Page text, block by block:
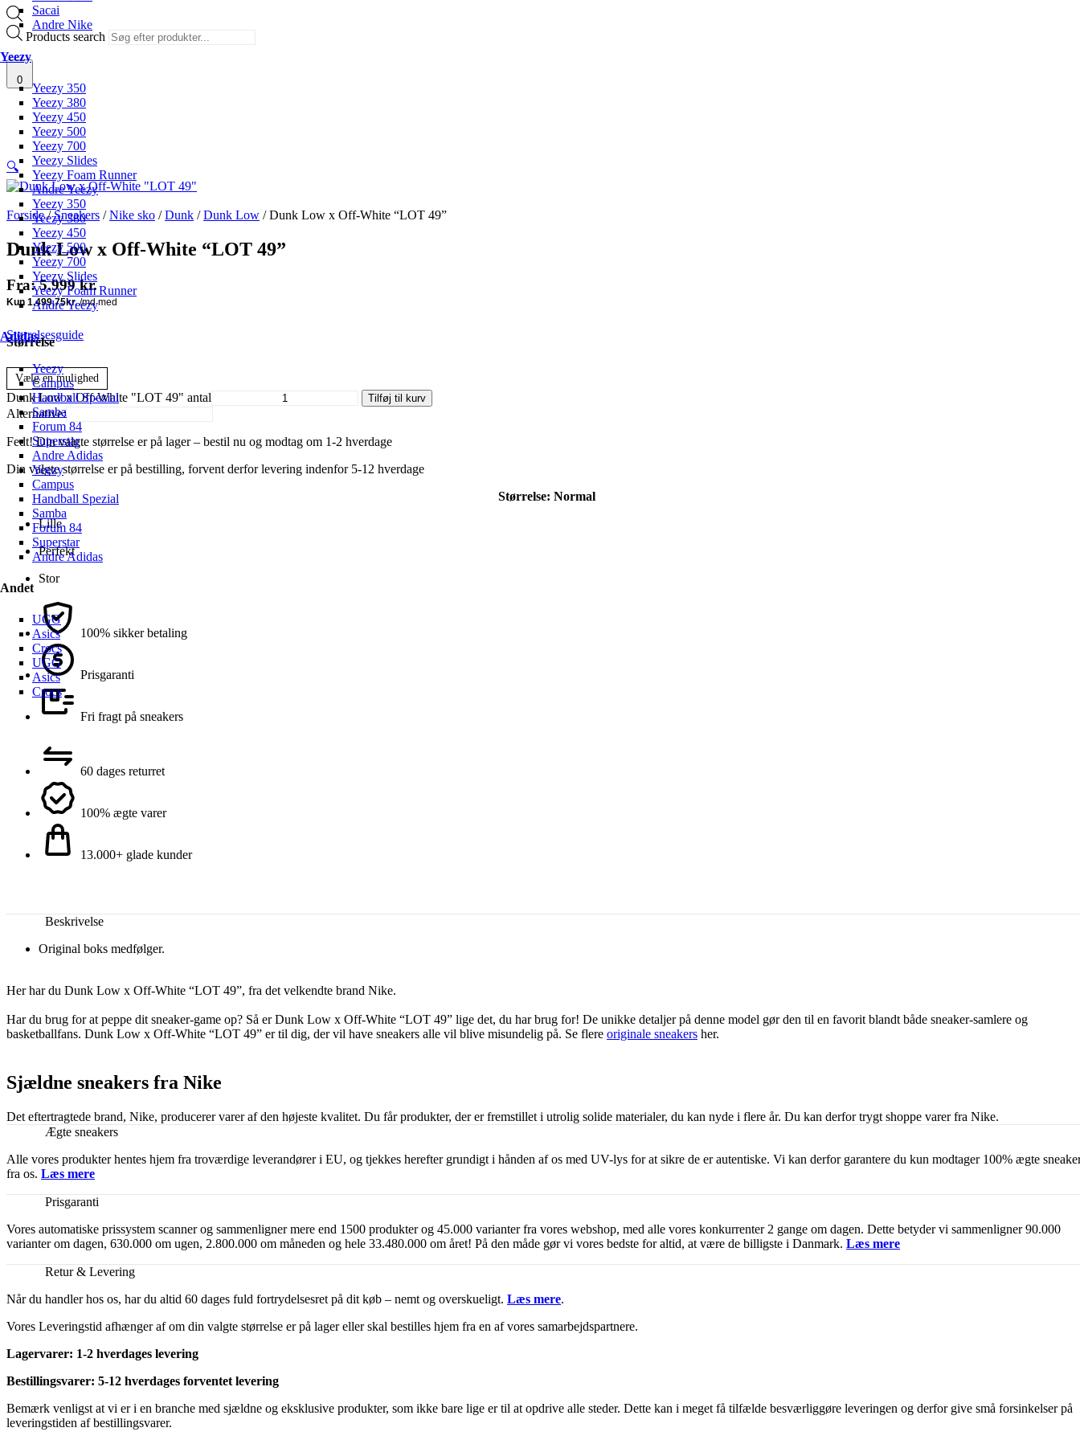
Sacai
Andre Nike
Yeezy
Yeezy 350
Yeezy 380
Yeezy 450
Yeezy 500
Yeezy 700
Yeezy Slides
Yeezy Foam Runner
Andre Yeezy
Yeezy 350
Yeezy 380
Yeezy 450
Yeezy 500
Yeezy 700
Yeezy Slides
Yeezy Foam Runner
Andre Yeezy
Adidas
Yeezy
Campus
Handball Spezial
Samba
Forum 84
Superstar
Andre Adidas
Yeezy
Campus
Handball Spezial
Samba
Forum 84
Superstar
Andre Adidas
Andet
UGG
Asics
Crocs
UGG
Asics
Crocs
Products search
0
🔍
Forside/Sneakers /Nike sko /Dunk /Dunk Low / Dunk Low x Off-White “LOT 49”
Dunk Low x Off-White “LOT 49”
Fra:5.999kr.
Størrelsesguide
Størrelse
Vælg en mulighed
Dunk Low x Off-White "LOT 49" antal Tilføj til kurv
Alternative:
Fedt! Din valgte størrelse er på lager – bestil nu og modtag om 1-2 hverdage
Din valgte størrelse er på bestilling, forvent derfor levering indenfor 5-12 hverdage
Størrelse: Normal
Lille
Perfekt
Stor
100% sikker betaling
Prisgaranti
Fri fragt på sneakers
60 dages returret
100% ægte varer
13.000+ glade kunder
Beskrivelse
Original boks medfølger.
Her har du Dunk Low x Off-White “LOT 49”, fra det velkendte brand Nike.
Har du brug for at peppe dit sneaker-game op? Så er Dunk Low x Off-White “LOT 49” lige det, du har brug for! De unikke detaljer på denne model gør den til en favorit blandt både sneaker-samlere og
basketballfans. Dunk Low x Off-White “LOT 49” er til dig, der vil have sneakers alle vil blive misundelig på. Se flere originale sneakers her.
Sjældne sneakers fra Nike
Det eftertragtede brand, Nike, producerer varer af den højeste kvalitet. Du får produkter, der er fremstillet i utrolig solide materialer, du kan nyde i flere år. Du kan derfor trygt shoppe varer fra Nike.
Ægte sneakers
Alle vores produkter hentes hjem fra troværdige leverandører i EU, og tjekkes herefter grundigt i hånden af os med UV-lys for at sikre de er autentiske. Vi kan derfor garantere du kun modtager 100% ægte
fra os. Læs mere
Prisgaranti
Vores automatiske prissystem scanner og sammenligner mere end 1500 produkter og 45.000 varianter fra vores webshop, med alle vores konkurrenter 2 gange om dagen. Dette betyder vi sammenligner 90.000
varianter om dagen, 630.000 om ugen, 2.800.000 om måneden og hele 33.480.000 om året! På den måde gør vi vores bedste for altid, at være de billigste i Danmark. Læs mere
Retur & Levering
Når du handler hos os, har du altid 60 dages fuld fortrydelsesret på dit køb – nemt og overskueligt. Læs mere.
Vores Leveringstid afhænger af om din valgte størrelse er på lager eller skal bestilles hjem fra en af vores samarbejdspartnere.
Lagervarer: 1-2 hverdages levering
Bestillingsvarer: 5-12 hverdages forventet levering
Bemærk venligst at vi er i en branche med sjældne og eksklusive produkter, som ikke bare lige er til at opdrive alle steder. Dette kan i meget få tilfælde besværliggøre leveringen og derfor give små forsinkelser på
leveringstiden af bestillingsvarer.